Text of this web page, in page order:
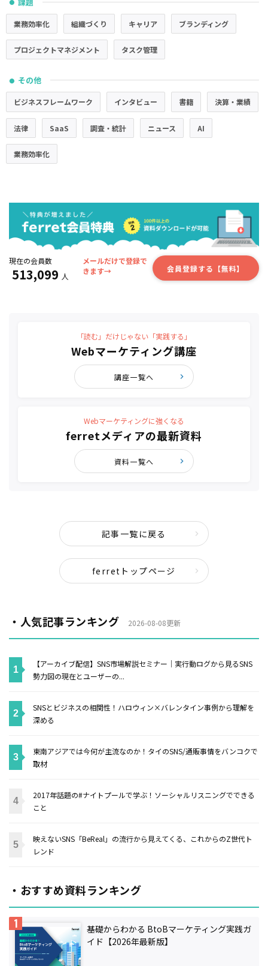
●
業務効率化 組織づくり キャリア ブランディング
プロジェクトマネジメント タスク管理
● その他
ビジネスフレームワーク インタビュー 書籍 決算・業績
法律 SaaS 調査・統計 ニュース AI
業務効率化
現在の会員数
513,099 人
メールだけで登録で
きます→
会員登録する【無料】
「読む」だけじゃない「実践する」
Webマーケティング講座
講座一覧へ
Webマーケティングに強くなる
ferretメディアの最新資料
資料一覧へ
記事一覧に戻る
ferretトップページ
・人気記事ランキング 2026-08-08更新
【アーカイブ配信】SNS市場解説セミナー｜実行動ログから見るSNS
勢力図の現在とユーザーの...
SNSとビジネスの相関性！ハロウィン×バレンタイン事例から理解を
深める
東南アジアでは今何が主流なのか！タイのSNS/通販事情をバンコクで
取材
2017年話題の#ナイトプールで学ぶ！ソーシャルリスニングでできる
こと
映えないSNS「BeReal」の流行から見えてくる、これからのZ世代ト
レンド
・おすすめ資料ランキング
基礎からわかる BtoBマーケティング実践ガ
イド【2026年最新版】